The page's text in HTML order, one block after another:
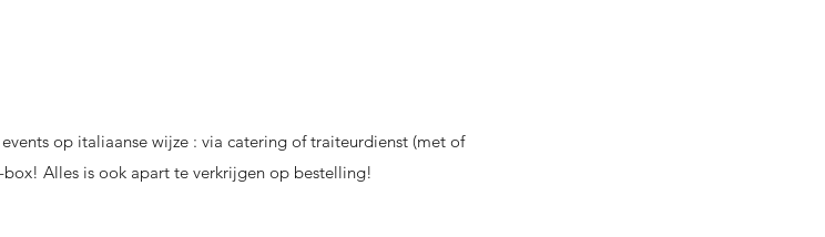
op italiaanse wijze : via catering of traiteurdienst (met of
Alles is ook apart te verkrijgen op bestelling!